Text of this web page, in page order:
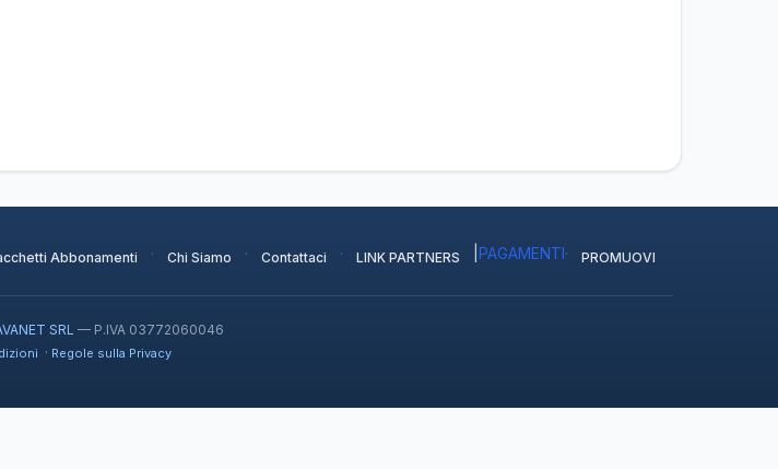
Abbonamenti · Chi Siamo · Contattaci · LINK PARTNERS PAGAMENTI· PROMUOVI
SRL — P.IVA 03772060046
· Regole sulla Privacy